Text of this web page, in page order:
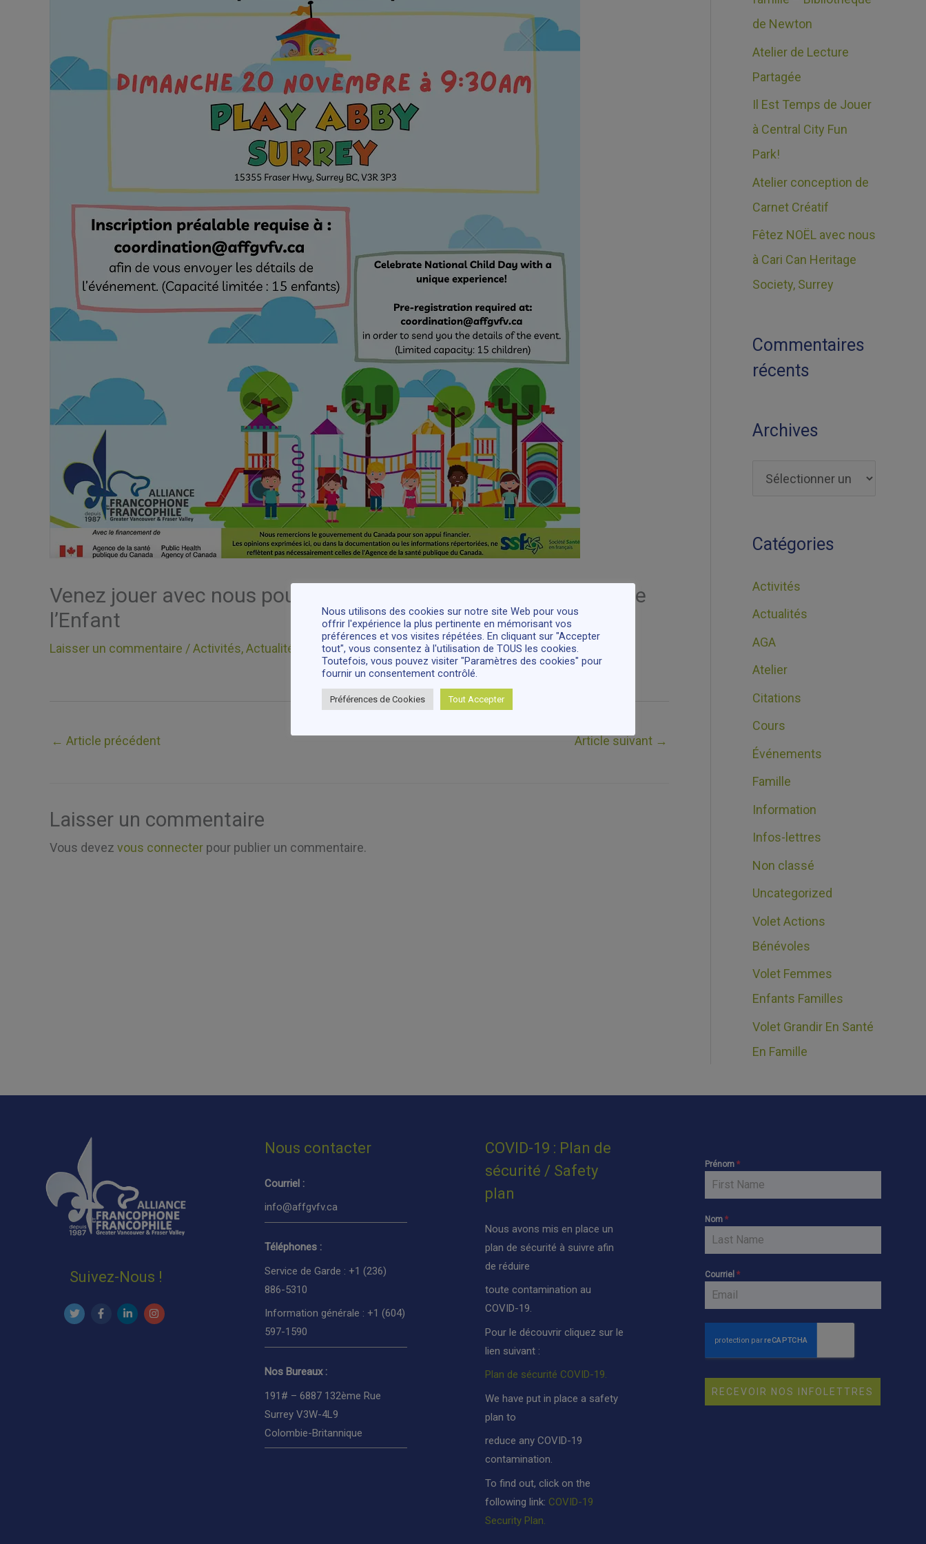
Venez jouer avec nous pour célébrer la Journée Internationale de
l’Enfant
Laisser un commentaire /Activités,Actualités Atelier, Famille,Volet Grandir En Santé En Famille/ Par
← Article précédent Article suivant →
Laisser un commentaire
Vous devez vous connecter pour publier un commentaire.
c
h
e
de Newton
Atelier de Lecture
Partagée
Il Est Temps de Jouer
à Central City Fun
Park!
Atelier conception de
Carnet Créatif
Fêtez NOËL avec nous
à Cari Can Heritage
Society, Surrey
Commentaires
récents
Archives
Catégories
Activités
Actualités
AGA
Atelier
Citations
Cours
Événements
Famille
Information
Infos-lettres
Non classé
Uncategorized
Volet Actions
Bénévoles
Volet Femmes
Enfants Familles
Volet Grandir En Santé
En Famille
Suivez-Nous !
Nous contacter
Courriel :
info@affgvfv.ca
Téléphones :
Service de Garde : +1 (236)
886-5310
Information générale : +1 (604)
597-1590
Nos Bureaux :
191# – 6887 132ème Rue
Surrey V3W-4L9
Colombie-Britannique
COVID-19 : Plan de
sécurité / Safety
plan
Nous avons mis en place un
plan de sécurité à suivre afin
de réduire
toute contamination au
COVID-19.
Pour le découvrir cliquez sur le
lien suivant :
Plan de sécurité COVID-19.
We have put in place a safety
plan to
reduce any COVID-19
contamination.
To find out, click on the
following link: COVID-19
Security Plan.
Prénom *
Nom *
Courriel *
RECEVOIR NOS INFOLETTRES
Nous utilisons des cookies sur notre site Web pour vous
offrir l'expérience la plus pertinente en mémorisant vos
préférences et vos visites répétées. En cliquant sur "Accepter
tout", vous consentez à l'utilisation de TOUS les cookies.
Toutefois, vous pouvez visiter "Paramètres des cookies" pour
fournir un consentement contrôlé.
Préférences de Cookies Tout Accepter